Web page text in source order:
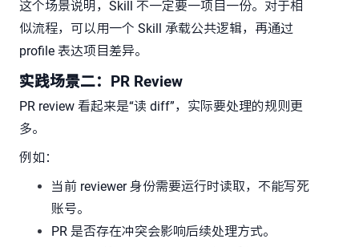
这个场景说明，Skill 不一定要一项目一份。对于相
似流程，可以用一个 Skill 承载公共逻辑，再通过
profile 表达项目差异。
实践场景二：PR Review
PR review 看起来是“读 diff”，实际要处理的规则更
多。
例如：
当前 reviewer 身份需要运行时读取，不能写死
账号。
PR 是否存在冲突会影响后续处理方式。